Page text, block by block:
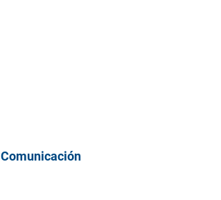
Comunicación